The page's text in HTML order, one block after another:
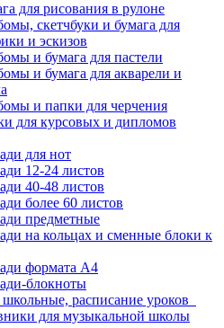
для рисования в рулоне
скетчбуки и бумага для
и эскизов
и бумага для пастели
и бумага для акварели и
и папки для черчения
для курсовых и дипломов
для нот
12-24 листов
40-48 листов
более 60 листов
предметные
на кольцах и сменные блоки к
формата А4
блокноты
расписание уроков
для музыкальной школы